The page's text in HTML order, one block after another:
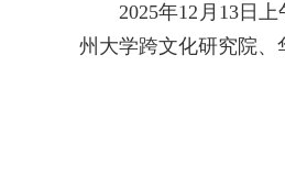
2025年12月13日
州大学跨文化研究院、